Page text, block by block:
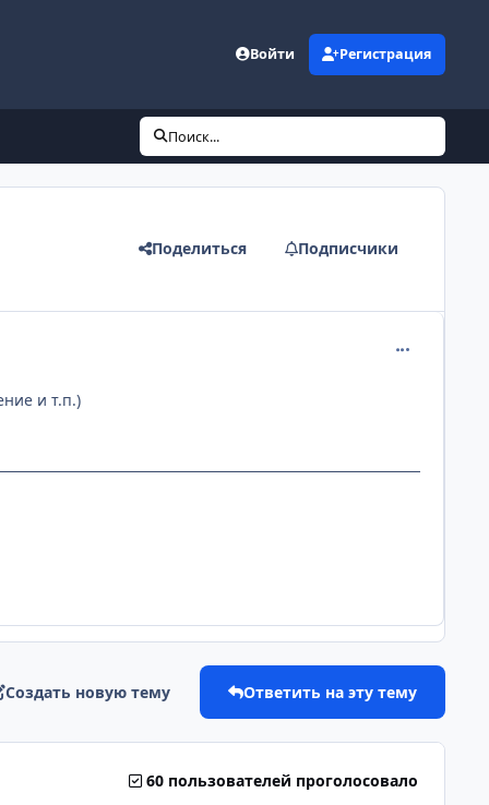
Войти Регистрация
Поиск...
Поделиться Подписчики
и т.п.)
Создать новую тему Ответить на эту тему
60 пользователей проголосовало